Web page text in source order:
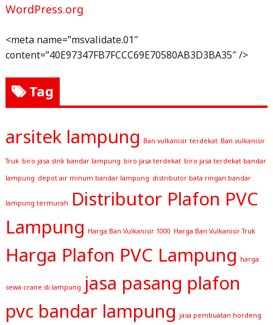
WordPress.org
<meta name=”msvalidate.01″
content=”40E97347FB7FCCC69E70580AB3D3BA35″ />
Tag
arsitek lampung Ban vulkanisir terdekat Ban vulkanisir
Truk biro jasa stnk bandar lampung biro jasa terdekat biro jasa terdekat bandar
lampung depot air minum bandar lampung distributor bata ringan bandar
lampung termurah
Distributor Plafon PVC
Lampung Harga Ban Vulkanisir 1000 Harga Ban Vulkanisir Truk
Harga Plafon PVC Lampung harga
sewa crane di lampung
jasa pasang plafon
pvc bandar lampung jasa pembuatan hordeng